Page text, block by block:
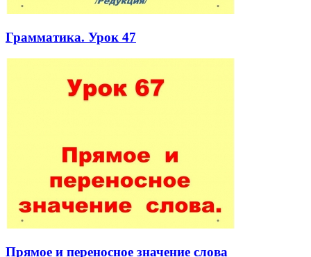
Грамматика. Урок 47
Прямое и переносное значение слова